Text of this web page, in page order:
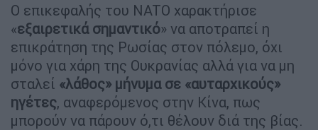
Ο επικεφαλής του NATO χαρακτήρισε
«εξαιρετικά σημαντικό» να αποτραπεί η
επικράτηση της Ρωσίας στον πόλεμο, όχι
μόνο για χάρη της Ουκρανίας αλλά για να μη
σταλεί «λάθος» μήνυμα σε «αυταρχικούς»
ηγέτες, αναφερόμενος στην Κίνα, πως
μπορούν να πάρουν ό,τι θέλουν διά της βίας.